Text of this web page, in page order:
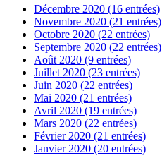
Décembre 2020 (16 entrées)
Novembre 2020 (21 entrées)
Octobre 2020 (22 entrées)
Septembre 2020 (22 entrées)
Août 2020 (9 entrées)
Juillet 2020 (23 entrées)
Juin 2020 (22 entrées)
Mai 2020 (21 entrées)
Avril 2020 (19 entrées)
Mars 2020 (22 entrées)
Février 2020 (21 entrées)
Janvier 2020 (20 entrées)